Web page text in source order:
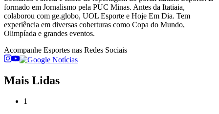
formado em Jornalismo pela PUC Minas. Antes da Itatiaia,
colaborou com ge.globo, UOL Esporte e Hoje Em Dia. Tem
experiência em diversas coberturas como Copa do Mundo,
Olimpíada e grandes eventos.
Acompanhe Esportes nas Redes Sociais
Mais Lidas
1